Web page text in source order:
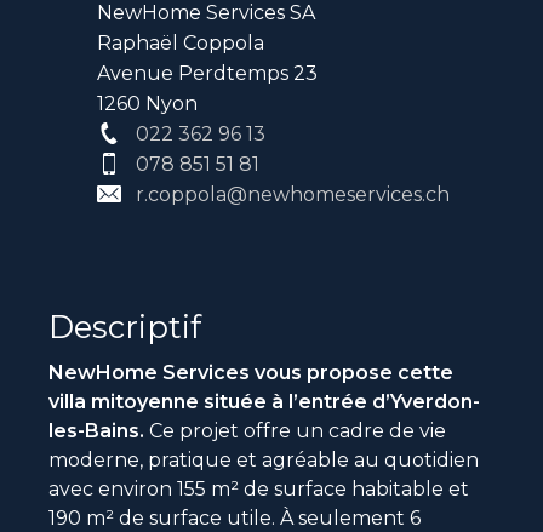
NewHome Services SA
Raphaël Coppola
Avenue Perdtemps 23
1260 Nyon
022 362 96 13
078 851 51 81
r.coppola@newhomeservices.ch
Descriptif
NewHome Services vous propose cette
villa mitoyenne située à l’entrée d’Yverdon-
les-Bains. Ce projet offre un cadre de vie
moderne, pratique et agréable au quotidien
avec environ 155 m² de surface habitable et
190 m² de surface utile. À seulement 6